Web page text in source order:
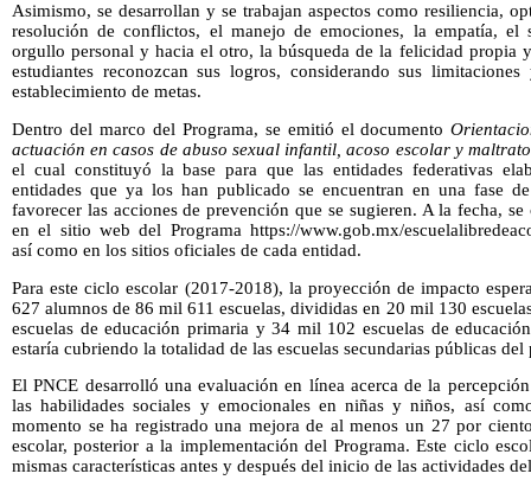
Asimismo, se desarrollan y se trabajan aspectos como resiliencia,
resolución de conflictos, el manejo de emociones, la empatía, el
orgullo personal y hacia el otro, la búsqueda de la felicidad propia
estudiantes reconozcan sus logros, considerando sus
establecimiento de metas.
Dentro del marco del Programa, se emitió el documento
actuación en casos de abuso sexual infantil, acoso escolar y
el cual constituyó la base para que las entidades federativas
entidades que ya los han publicado se encuentran en una fase
favorecer las acciones de prevención que se sugieren. A la fecha,
en el sitio web del Programa https://www.gob.mx/
así como en los sitios oficiales de cada entidad.
Para este ciclo escolar (2017-2018), la proyección de impacto
627 alumnos de 86 mil 611 escuelas, divididas en 20 mil 130
escuelas de educación primaria y 34 mil 102 escuelas de
estaría cubriendo la totalidad de las escuelas secundarias públicas del
El PNCE desarrolló una evaluación en línea acerca de la
las habilidades sociales y emocionales en niñas y niños, así
momento se ha registrado una mejora de al menos un 27 por
escolar, posterior a la implementación del Programa. Este ciclo
mismas características antes y después del inicio de las actividades